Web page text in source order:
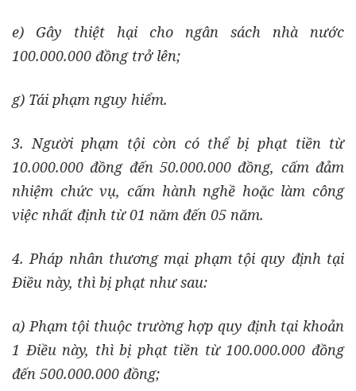
e) Gây thiệt hại cho ngân sách nhà nước
100.000.000 đồng trở lên;
g) Tái phạm nguy hiểm.
3. Người phạm tội còn có thể bị phạt tiền từ
10.000.000 đồng đến 50.000.000 đồng, cấm đảm
nhiệm chức vụ, cấm hành nghề hoặc làm công
việc nhất định từ 01 năm đến 05 năm.
4. Pháp nhân thương mại phạm tội quy định tại
Điều này, thì bị phạt như sau:
a) Phạm tội thuộc trường hợp quy định tại khoản
1 Điều này, thì bị phạt tiền từ 100.000.000 đồng
đến 500.000.000 đồng;